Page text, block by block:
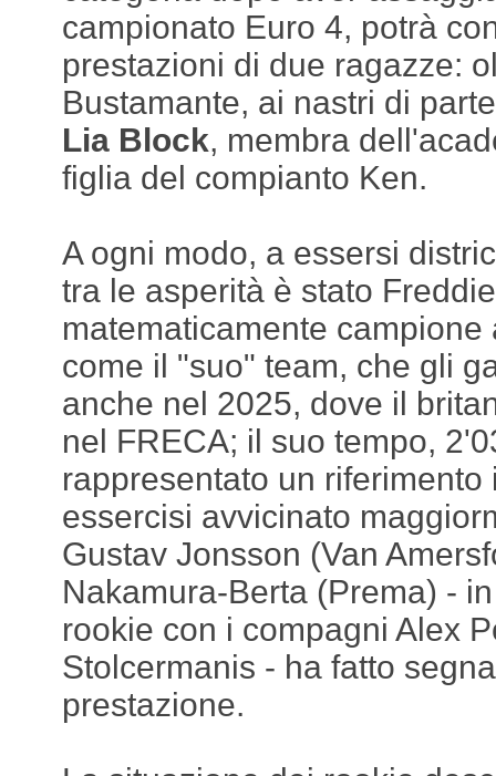
campionato Euro 4, potrà
prestazioni di due ragazze:
Bustamante, ai nastri di
Lia Block, membra
figlia del compianto Ken.
A ogni modo, a essersi
tra le asperità è stato
matematicamente
come il "suo" team, che gli
anche nel 2025, dove il
nel FRECA; il suo tempo,
rappresentato un riferimento
essercisi avvicinato
Gustav Jonsson (Van
Nakamura-Berta (Prema) -
rookie con i compagni Alex
Stolcermanis - ha fatto
prestazione.